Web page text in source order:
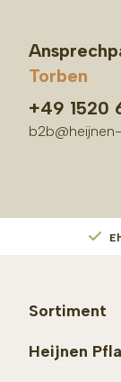
Torben
+49 1520
Sortiment
Heijnen